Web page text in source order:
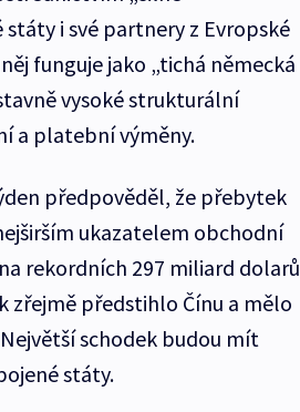
i své partnery z Evropské
funguje jako „tichá německá
vysoké strukturální
a platební výměny.
předpověděl, že přebytek
ukazatelem obchodní
rekordních 297 miliard dolarů
zřejmě předstihlo Čínu a mělo
schodek budou mít
státy.